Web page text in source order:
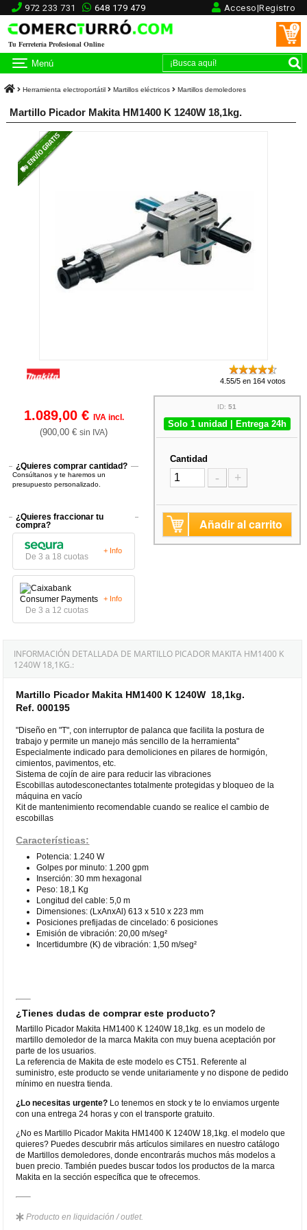
972 233 731 648 179 479 Acceso|Registro
Tu Ferretería Profesional Online
0
Menú
Herramienta electroportátil Martillos eléctricos Martillos demoledores
Martillo Picador Makita HM1400 K 1240W 18,1kg.
4.55/5 en 164 votos
1.089,00 € IVA incl.
(900,00 €sin IVA)
¿Quieres comprar cantidad?
Consúltanos y te haremos un
presupuesto personalizado.
¿Quieres fraccionar tu
compra?
De 3 a 18 cuotas
+ Info
De 3 a 12 cuotas
+ Info
ID:51
Solo 1 unidad | Entrega 24h
Cantidad
- +
Añadir al carrito
INFORMACIÓN DETALLADA DE MARTILLO PICADOR MAKITA HM1400 K
1240W 18,1KG.:
Martillo Picador Makita HM1400 K 1240W 18,1kg.
Ref. 000195
"Diseño en "T", con interruptor de palanca que facilita la postura de
trabajo y permite un manejo más sencillo de la herramienta"
Especialmente indicado para demoliciones en pilares de hormigón,
cimientos, pavimentos, etc.
Sistema de cojín de aire para reducir las vibraciones
Escobillas autodesconectantes totalmente protegidas y bloqueo de la
máquina en vacío
Kit de mantenimiento recomendable cuando se realice el cambio de
escobillas
Características:
Potencia: 1.240 W
Golpes por minuto: 1.200 gpm
Inserción: 30 mm hexagonal
Peso: 18,1 Kg
Longitud del cable: 5,0 m
Dimensiones: (LxAnxAl) 613 x 510 x 223 mm
Posiciones prefijadas de cincelado: 6 posiciones
Emisión de vibración: 20,00 m/seg²
Incertidumbre (K) de vibración: 1,50 m/seg²
¿Tienes dudas de comprar este producto?
Martillo Picador Makita HM1400 K 1240W 18,1kg. es un modelo de
martillo demoledor de la marca Makita con muy buena aceptación por
parte de los usuarios.
La referencia de Makita de este modelo es CT51. Referente al
suministro, este producto se vende unitariamente y no dispone de pedido
mínimo en nuestra tienda.
¿Lo necesitas urgente? Lo tenemos en stock y te lo enviamos urgente
con una entrega 24 horas y con el transporte gratuito.
¿No es Martillo Picador Makita HM1400 K 1240W 18,1kg. el modelo que
quieres? Puedes descubrir más artículos similares en nuestro catálogo
de Martillos demoledores, donde encontrarás muchos más modelos a
buen precio. También puedes buscar todos los productos de la marca
Makita en la sección específica que te ofrecemos.
Producto en liquidación / outlet.